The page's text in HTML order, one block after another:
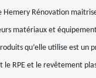
Hemery Rénovation
matériaux et
qu’elle utilise est un
RPE et le revêtement